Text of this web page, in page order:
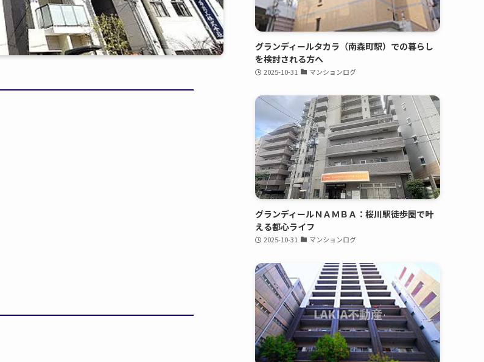
グランディールタカラ（南森町駅）での暮らし
を検討される方へ
2025-10-31 マンションログ
グランディールＮＡＭＢＡ：桜川駅徒歩圏で叶
える都心ライフ
2025-10-31 マンションログ